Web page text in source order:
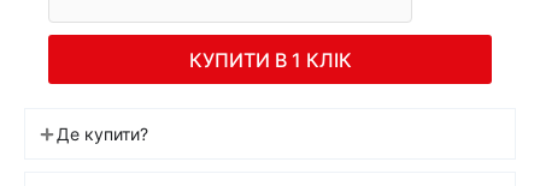
КУПИТИ В 1 КЛІК
Де купити?